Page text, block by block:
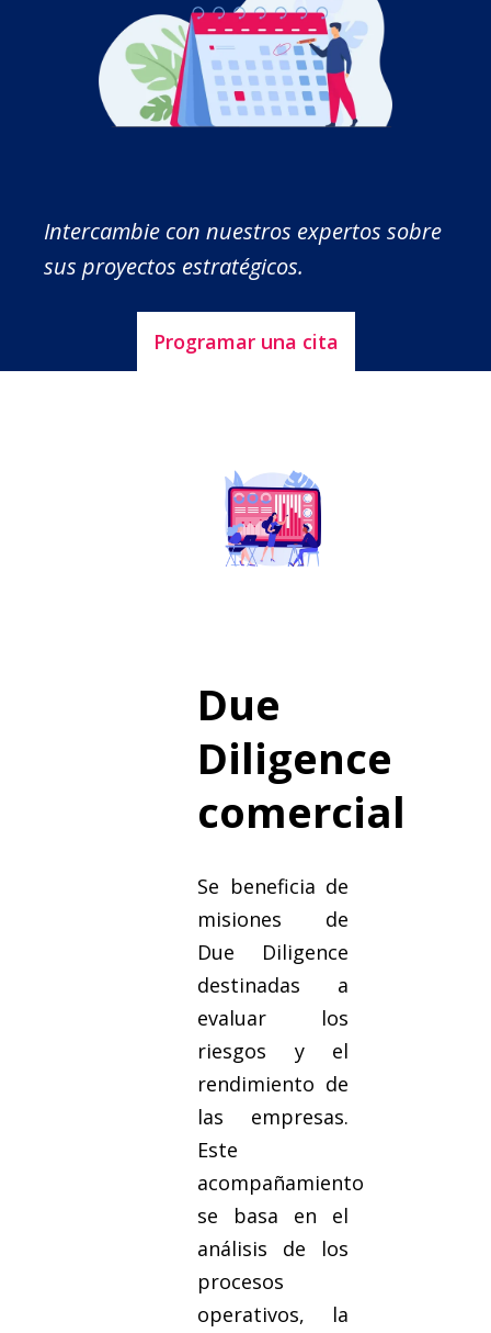
Intercambie con nuestros expertos sobre
sus proyectos estratégicos.
Programar una cita
Due
Diligence
comercial
Se beneficia de
misiones de
Due Diligence
destinadas a
evaluar los
riesgos y el
rendimiento de
las empresas.
Este
acompañamiento
se basa en el
análisis de los
procesos
operativos, la